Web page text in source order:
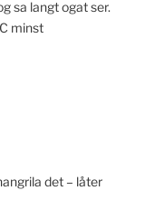
sa langt ogat ser.
minst
det – låter